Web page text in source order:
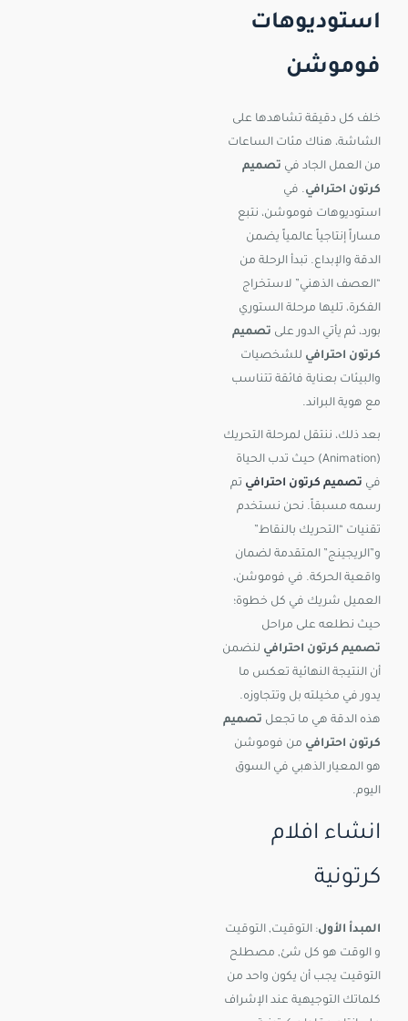
استوديوهات
فوموشن
خلف كل دقيقة تشاهدها على
الشاشة، هناك مئات الساعات
من العمل الجاد في تصميم
كرتون احترافي. في
استوديوهات فوموشن، نتبع
مساراً إنتاجياً عالمياً يضمن
الدقة والإبداع. تبدأ الرحلة من
“العصف الذهني” لاستخراج
الفكرة، تليها مرحلة الستوري
بورد، ثم يأتي الدور على تصميم
كرتون احترافي للشخصيات
والبيئات بعناية فائقة تتناسب
مع هوية البراند.
بعد ذلك، ننتقل لمرحلة التحريك
(Animation) حيث تدب الحياة
في تصميم كرتون احترافي تم
رسمه مسبقاً. نحن نستخدم
تقنيات “التحريك بالنقاط”
و”الريجينج” المتقدمة لضمان
واقعية الحركة. في فوموشن،
العميل شريك في كل خطوة؛
حيث نطلعه على مراحل
تصميم كرتون احترافي لنضمن
أن النتيجة النهائية تعكس ما
يدور في مخيلته بل وتتجاوزه.
هذه الدقة هي ما تجعل تصميم
كرتون احترافي من فوموشن
هو المعيار الذهبي في السوق
اليوم.
انشاء افلام
كرتونية
المبدأ الأول: التوقيت, التوقيت
و الوقت هو كل شئ, مصطلح
التوقيت يجب أن يكون واحد من
كلماتك التوجيهية عند الإشراف